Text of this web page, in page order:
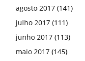
agosto 2017 (141)
julho 2017 (111)
junho 2017 (113)
maio 2017 (145)